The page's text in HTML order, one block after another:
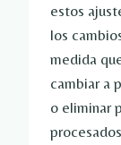
estos
los
medida
cambiar a
o eliminar